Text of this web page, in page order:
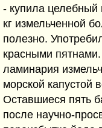
- купила целебный
кг измельченной
полезно.
красными
ламинария
морской капустой
Оставшиеся пять
после научно-